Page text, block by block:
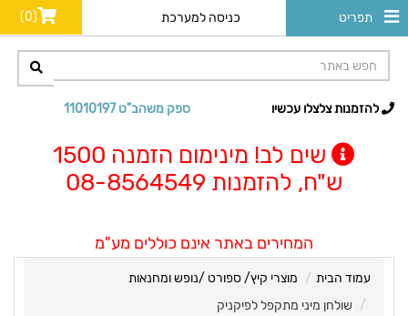
תפריט כניסה למערכת (0)
ספק משהב"ט 11010197 להזמנות צלצלו עכשיו
שים לב! מינימום הזמנה 1500
ש"ח, להזמנות 08-8564549
המחירים באתר אינם כוללים מע"מ
עמוד הבית
מוצרי קיץ/ ספורט /נופש ומחנאות
שולחן מיני מתקפל לפיקניק